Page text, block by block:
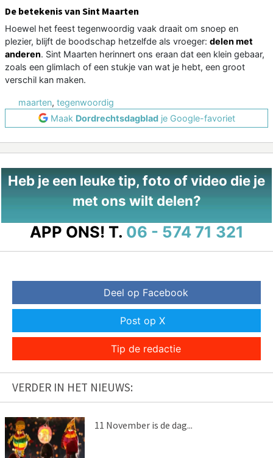
De betekenis van Sint Maarten
Hoewel het feest tegenwoordig vaak draait om snoep en
plezier, blijft de boodschap hetzelfde als vroeger: delen met
anderen. Sint Maarten herinnert ons eraan dat een klein gebaar,
zoals een glimlach of een stukje van wat je hebt, een groot
verschil kan maken.
maarten, tegenwoordig
Maak Dordrechtsdagbladje Google-favoriet
Heb je een leuke tip, foto of video die je
met ons wilt delen?
APP ONS! T. 06 - 574 71 321
Deel op Facebook
Post op X
Tip de redactie
VERDER IN HET NIEUWS:
11 November is de dag...